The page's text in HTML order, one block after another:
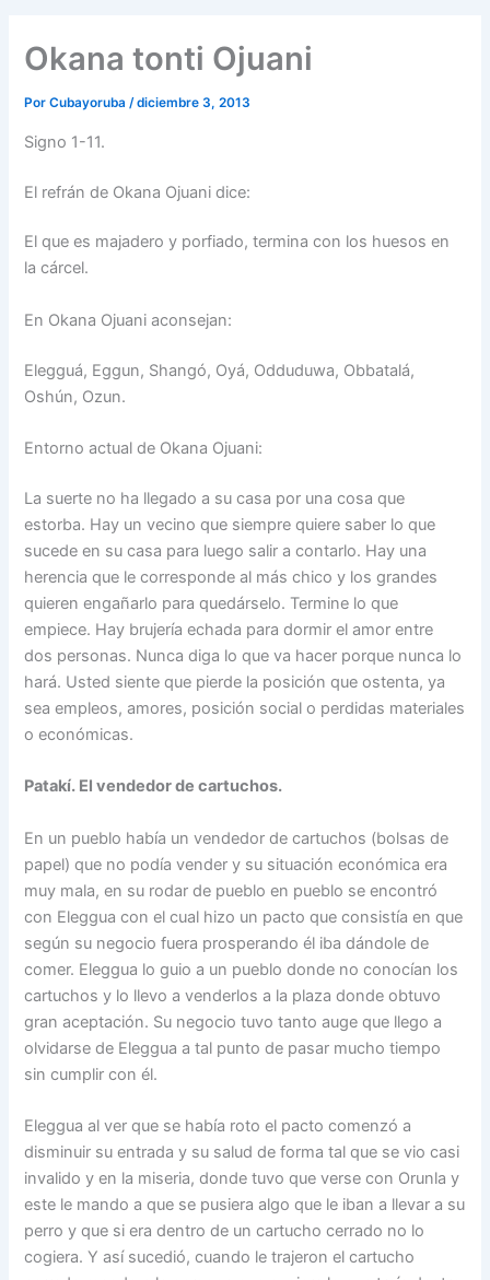
Okana tonti Ojuani
PorCubayoruba/diciembre 3, 2013
Signo 1-11.
El refrán de Okana Ojuani dice:
El que es majadero y porfiado, termina con los huesos en
la cárcel.
En Okana Ojuani aconsejan:
Elegguá, Eggun, Shangó, Oyá, Odduduwa, Obbatalá,
Oshún, Ozun.
Entorno actual de Okana Ojuani:
La suerte no ha llegado a su casa por una cosa que
estorba. Hay un vecino que siempre quiere saber lo que
sucede en su casa para luego salir a contarlo. Hay una
herencia que le corresponde al más chico y los grandes
quieren engañarlo para quedárselo. Termine lo que
empiece. Hay brujería echada para dormir el amor entre
dos personas. Nunca diga lo que va hacer porque nunca lo
hará. Usted siente que pierde la posición que ostenta, ya
sea empleos, amores, posición social o perdidas materiales
o económicas.
Patakí. El vendedor de cartuchos.
En un pueblo había un vendedor de cartuchos (bolsas de
papel) que no podía vender y su situación económica era
muy mala, en su rodar de pueblo en pueblo se encontró
con Eleggua con el cual hizo un pacto que consistía en que
según su negocio fuera prosperando él iba dándole de
comer. Eleggua lo guio a un pueblo donde no conocían los
cartuchos y lo llevo a venderlos a la plaza donde obtuvo
gran aceptación. Su negocio tuvo tanto auge que llego a
olvidarse de Eleggua a tal punto de pasar mucho tiempo
sin cumplir con él.
Eleggua al ver que se había roto el pacto comenzó a
disminuir su entrada y su salud de forma tal que se vio casi
invalido y en la miseria, donde tuvo que verse con Orunla y
este le mando a que se pusiera algo que le iban a llevar a su
perro y que si era dentro de un cartucho cerrado no lo
cogiera. Y así sucedió, cuando le trajeron el cartucho